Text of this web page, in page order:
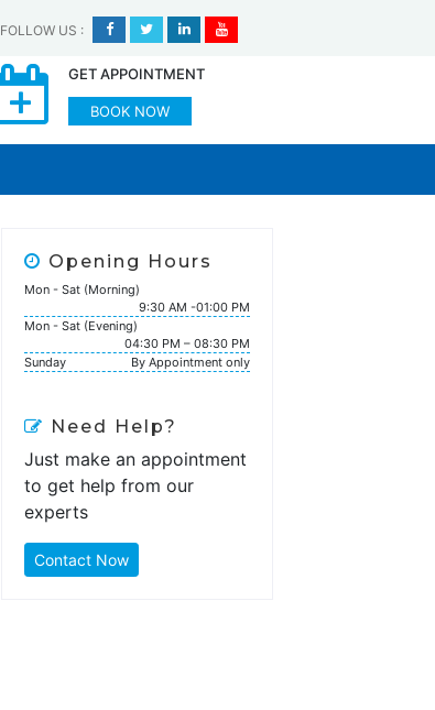
FOLLOW US :
GET APPOINTMENT
BOOK NOW
Opening Hours
Mon - Sat (Morning)
9:30 AM -01:00 PM
Mon - Sat (Evening)
04:30 PM – 08:30 PM
Sunday
By Appointment only
Need Help?
Just make an appointment
to get help from our
experts
Contact Now